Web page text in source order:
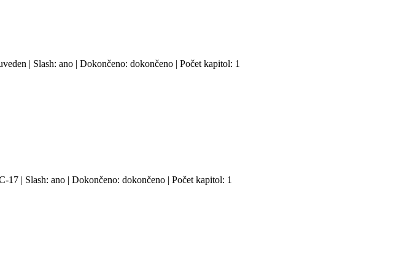
| Slash: ano | Dokončeno: dokončeno | Počet kapitol: 1
| Slash: ano | Dokončeno: dokončeno | Počet kapitol: 1